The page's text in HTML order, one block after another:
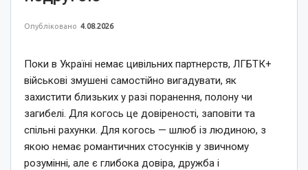
Опубліковано 4.08.2026
Поки в Україні немає цивільних партнерств, ЛГБТК+
військові змушені самостійно вигадувати, як
захистити близьких у разі поранення, полону чи
загибелі. Для когось це довіреності, заповіти та
спільні рахунки. Для когось — шлюб із людиною, з
якою немає романтичних стосунків у звичному
розумінні, але є глибока довіра, дружба і